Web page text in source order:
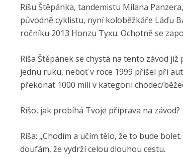
Ríšu Štěpánka, tandemistu Milana
původně cyklistu, nyní koloběžkáře Láďu
ročníku 2013 Honzu Tyxu. Ochotně se
Ríša Štěpánek se chystá na tento závod
jednu ruku, neboť v roce 1999 přišel při
překonat 1000 mílí v kategorii chodec/
Ríšo, jak probíhá Tvoje příprava na závod?
Ríša: „Chodím a učím tělo, že to bude
doufám, že vydrží celou dlouhou cestu.